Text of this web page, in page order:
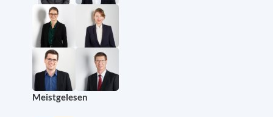
Meistgelesen